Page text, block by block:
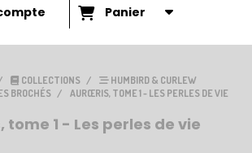
Panier
COLLECTIONS
HUMBIRD & CURLEW
BROCHÉS
AURŒRIS, TOME 1 - LES PERLES DE VIE
1 - Les perles de vie